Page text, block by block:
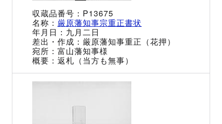
P13675
厳原藩知事宗重正書状
九月二日
厳原藩知事重正（花押）
富山藩知事様
返札（当方も無事）